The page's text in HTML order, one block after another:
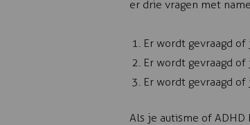
er drie vragen met
Er wordt gevraagd
Er wordt gevraagd
Er wordt gevraagd
Als je autisme of ADHD